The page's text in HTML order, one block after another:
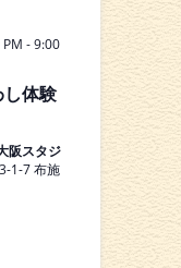
-9:00
し体験
阪スタジ
1-7 布施